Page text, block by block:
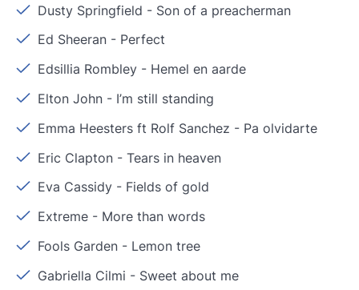
Dusty Springfield - Son of a preacherman
Ed Sheeran - Perfect
Edsillia Rombley - Hemel en aarde
Elton John - I’m still standing
Emma Heesters ft Rolf Sanchez - Pa olvidarte
Eric Clapton -Tears in heaven
Eva Cassidy - Fields of gold
Extreme - More than words
Fools Garden - Lemon tree
Gabriella Cilmi - Sweet about me